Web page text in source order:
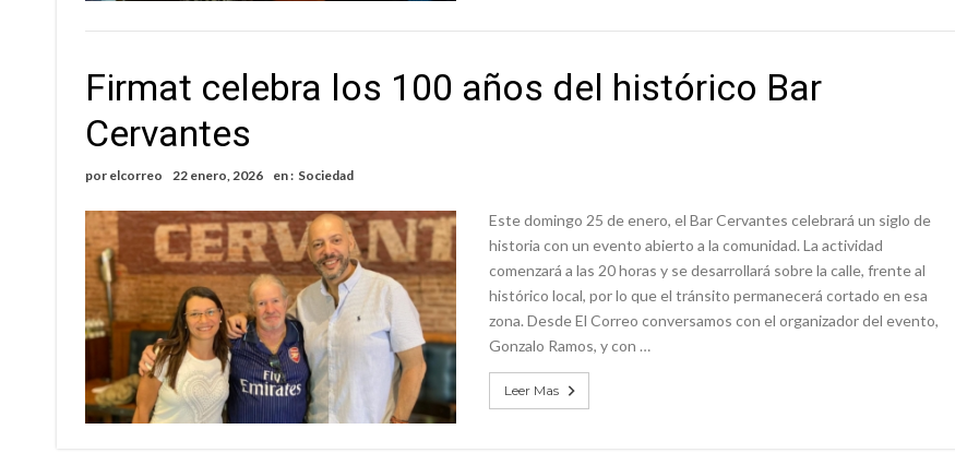
Firmat celebra los 100 años del histórico Bar
Cervantes
por elcorreo 22 enero, 2026 en : Sociedad
Este domingo 25 de enero, el Bar Cervantes celebrará un siglo de
historia con un evento abierto a la comunidad. La actividad
comenzará a las 20 horas y se desarrollará sobre la calle, frente al
histórico local, por lo que el tránsito permanecerá cortado en esa
zona. Desde El Correo conversamos con el organizador del evento,
Gonzalo Ramos, y con …
Leer Mas